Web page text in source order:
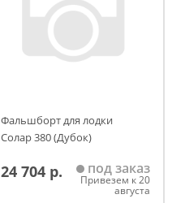
Фальшборт для лодки
Солар 380 (Дубок)
24 704 р. под заказ
Привезем к 20
августа